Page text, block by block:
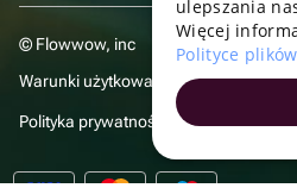
© Flowwow, inc
Warunki użytkowania
Polityka prywatności
ulepszania
Więcej
Polityce